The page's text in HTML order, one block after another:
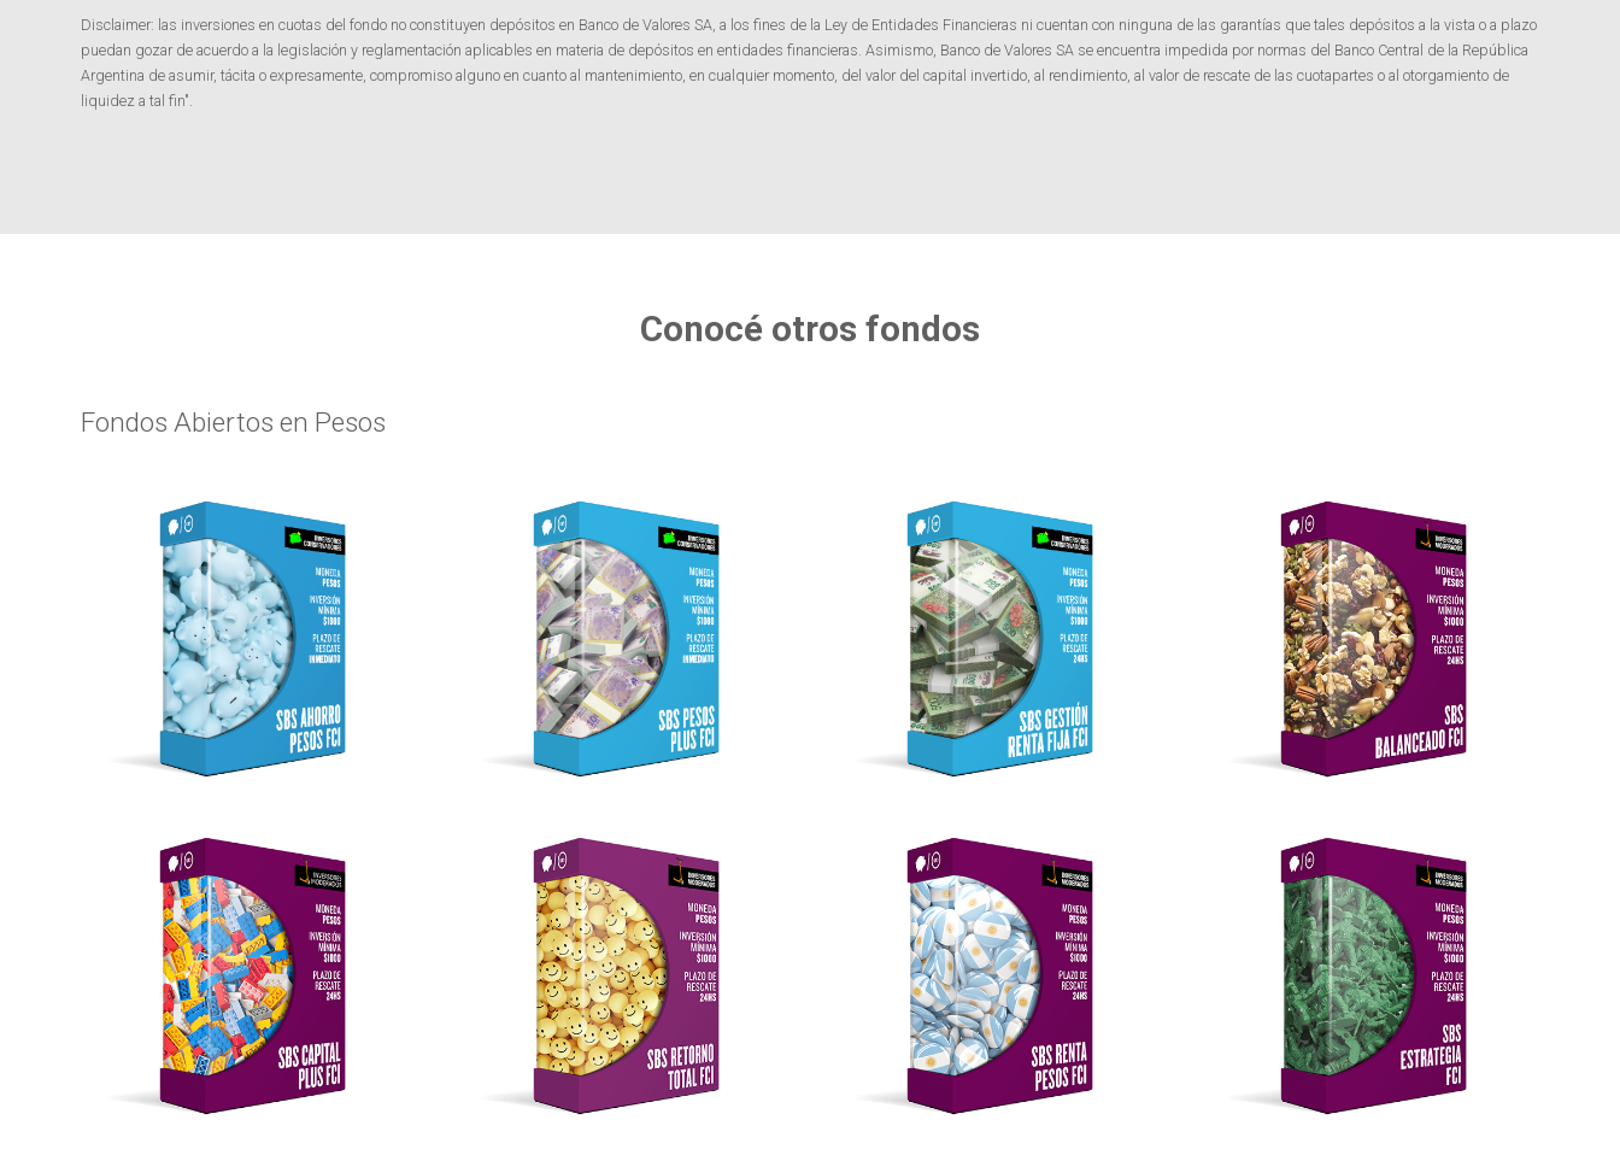
Disclaimer: las inversiones en cuotas del fondo no constituyen depósitos en Banco de Valores SA, a los fines de la Ley de Entidades Financieras ni cuentan con ninguna de las garantías que tales depósitos a la vista o a plazo
puedan gozar de acuerdo a la legislación y reglamentación aplicables en materia de depósitos en entidades financieras. Asimismo, Banco de Valores SA se encuentra impedida por normas del Banco Central de la República
Argentina de asumir, tácita o expresamente, compromiso alguno en cuanto al mantenimiento, en cualquier momento, del valor del capital invertido, al rendimiento, al valor de rescate de las cuotapartes o al otorgamiento de
liquidez a tal fin".
Conocé otros fondos
Fondos Abiertos en Pesos